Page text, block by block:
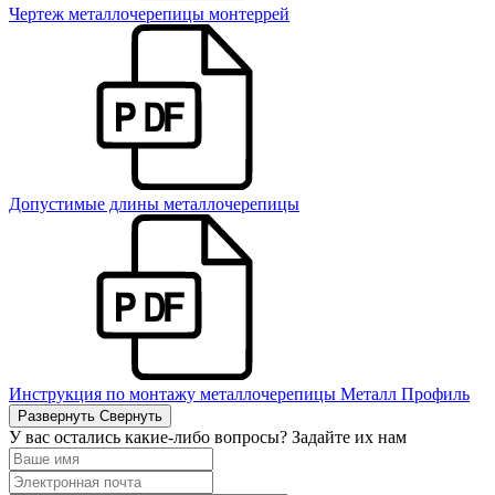
Чертеж металлочерепицы монтеррей
Допустимые длины металлочерепицы
Инструкция по монтажу металлочерепицы Металл Профиль
Развернуть Свернуть
У вас остались какие-либо вопросы? Задайте их нам